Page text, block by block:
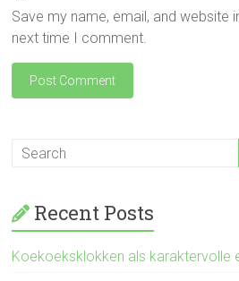
Save my name, email, and website
next time I comment.
Recent Posts
Koekoeksklokken als karaktervolle